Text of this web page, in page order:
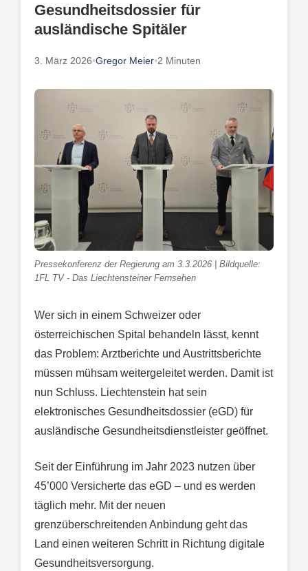
Gesundheitsdossier für
ausländische Spitäler
3. März 2026•Gregor Meier•2 Minuten
Pressekonferenz der Regierung am 3.3.2026 | Bildquelle:
1FL TV - Das Liechtensteiner Fernsehen
Wer sich in einem Schweizer oder
österreichischen Spital behandeln lässt, kennt
das Problem: Arztberichte und Austrittsberichte
müssen mühsam weitergeleitet werden. Damit ist
nun Schluss. Liechtenstein hat sein
elektronisches Gesundheitsdossier (eGD) für
ausländische Gesundheitsdienstleister geöffnet.
Seit der Einführung im Jahr 2023 nutzen über
45’000 Versicherte das eGD – und es werden
täglich mehr. Mit der neuen
grenzüberschreitenden Anbindung geht das
Land einen weiteren Schritt in Richtung digitale
Gesundheitsversorgung.